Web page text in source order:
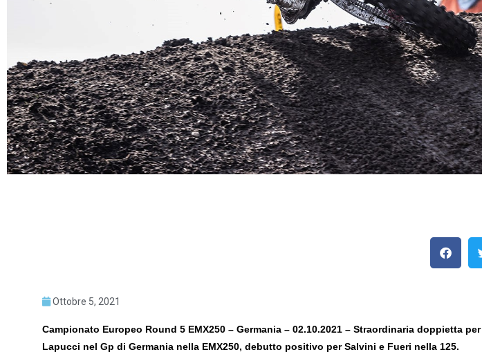
Ottobre 5, 2021
Campionato Europeo Round 5 EMX250 – Germania – 02.10.2021 – Straordinaria doppietta per
Lapucci nel Gp di Germania nella EMX250, debutto positivo per Salvini e Fueri nella 125.